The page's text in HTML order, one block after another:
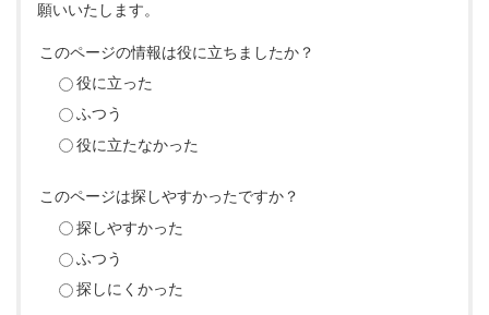
願いいたします。
このページの情報は役に立ちましたか？
役に立った
ふつう
役に立たなかった
このページは探しやすかったですか？
探しやすかった
ふつう
探しにくかった